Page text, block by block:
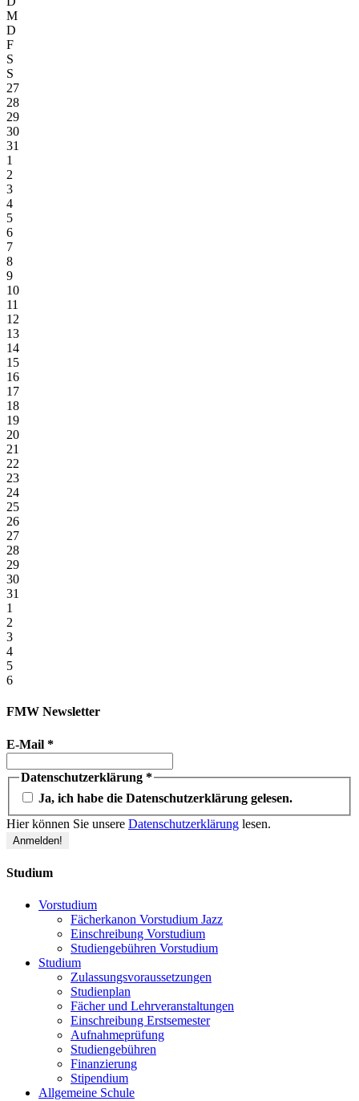
M
D
F
S
S
27
28
29
30
31
1
2
3
4
5
6
7
8
9
10
11
12
13
14
15
16
17
18
19
20
21
22
23
24
25
26
27
28
29
30
31
1
2
3
4
5
6
FMW Newsletter
E-Mail *
Datenschutzerklärung *
Ja, ich habe die Datenschutzerklärung gelesen.
Hier können Sie unsere Datenschutzerklärung lesen.
Studium
Vorstudium
Fächerkanon Vorstudium Jazz
Einschreibung Vorstudium
Studiengebühren Vorstudium
Studium
Zulassungsvoraussetzungen
Studienplan
Fächer und Lehrveranstaltungen
Einschreibung Erstsemester
Aufnahmeprüfung
Studiengebühren
Finanzierung
Stipendium
Allgemeine Schule